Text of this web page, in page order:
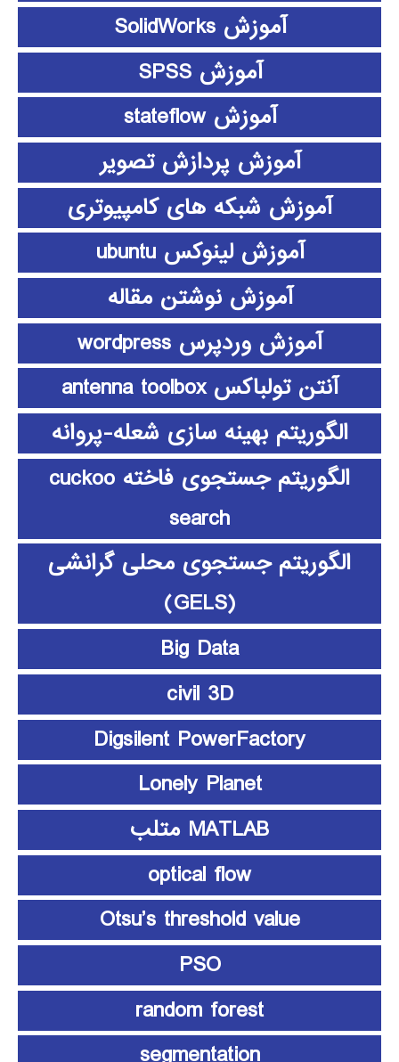
آموزش SolidWorks
آموزش SPSS
آموزش stateflow
آموزش پردازش تصویر
آموزش شبکه های کامپیوتری
آموزش لینوکس ubuntu
آموزش نوشتن مقاله
آموزش وردپرس wordpress
آنتن تولباکس antenna toolbox
الگوریتم بهینه سازی شعله-پروانه
الگوریتم جستجوی فاخته cuckoo
search
الگوریتم جستجوی محلی گرانشی
(GELS)
Big Data
civil 3D
Digsilent PowerFactory
Lonely Planet
MATLAB متلب
optical flow
Otsu’s threshold value
PSO
random forest
segmentation